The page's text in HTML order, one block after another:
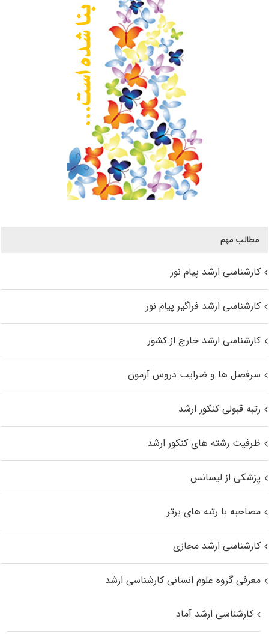
مطالب مهم
کارشناسی ارشد پیام نور
کارشناسی ارشد فراگیر پیام نور
کارشناسی ارشد خارج از کشور
سرفصل ها و ضرایب دروس آزمون
رتبه قبولی کنکور ارشد
ظرفیت رشته های کنکور ارشد
پزشکی از لیسانس
مصاحبه با رتبه های برتر
کارشناسی ارشد مجازی
معرفی گروه علوم انسانی کارشناسی ارشد
کارشناسی ارشد آماد